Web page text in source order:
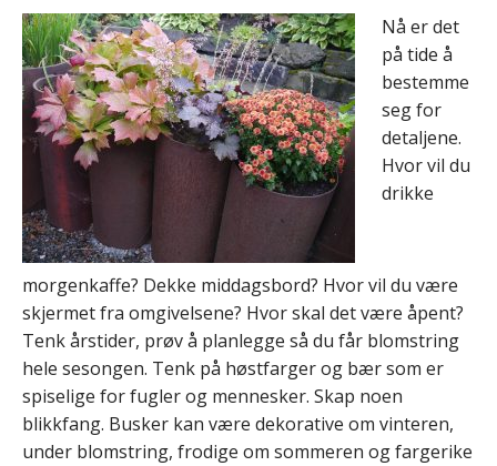
Nå er det
på tide å
bestemme
seg for
detaljene.
Hvor vil du
drikke
morgenkaffe? Dekke middagsbord? Hvor vil du være
skjermet fra omgivelsene? Hvor skal det være åpent?
Tenk årstider, prøv å planlegge så du får blomstring
hele sesongen. Tenk på høstfarger og bær som er
spiselige for fugler og mennesker. Skap noen
blikkfang. Busker kan være dekorative om vinteren,
under blomstring, frodige om sommeren og fargerike